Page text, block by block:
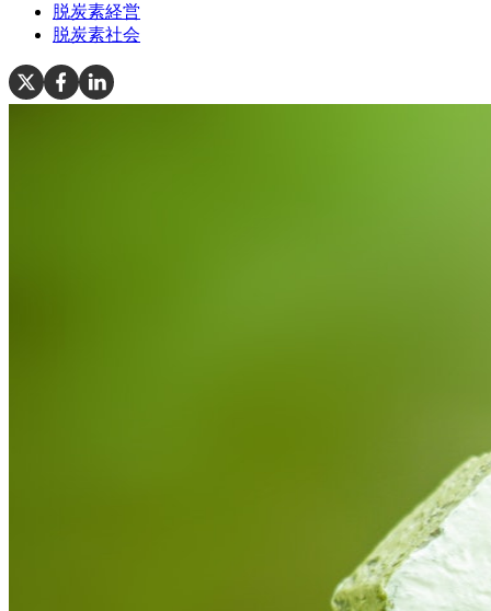
脱炭素経営
脱炭素社会